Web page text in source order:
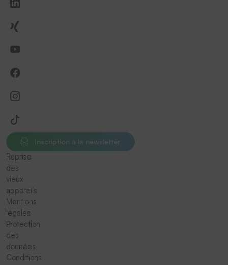
Inscription à la newsletter
Reprise
des
vieux
appareils
Mentions
légales
Protection
des
données
Conditions